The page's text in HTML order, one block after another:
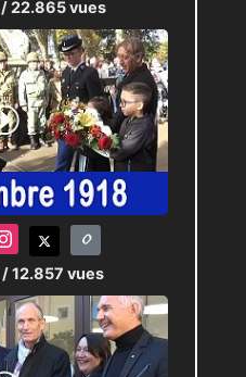
/ 22.865 vues
/ 12.857 vues